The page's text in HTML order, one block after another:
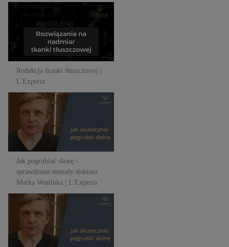
Jak pogrubiać skórę -
sprawdzone metody doktora
Marka Wasiluka | L'Experta
Jak pogrubiać skórę -
sprawdzone metody doktora
Marka Wasiluka | L'Experta
Jak pogrubiać skórę -
sprawdzone metody doktora
Marka Wasiluka | L'Experta
Redukcja tkanki tłuszczowej |
L'Experta
Redukcja tkanki tłuszczowej |
L'Experta